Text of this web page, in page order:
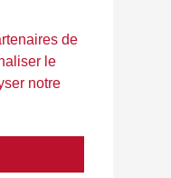
de
le
notre